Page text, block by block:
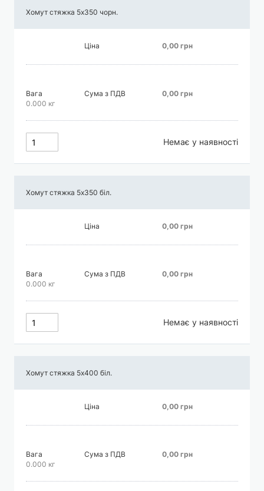
Хомут стяжка 5х350 чорн.
Ціна 0,00 грн
Вага
0.000 кг
Сума з ПДВ 0,00 грн
Немає у наявності
Хомут стяжка 5х350 біл.
Ціна 0,00 грн
Вага
0.000 кг
Сума з ПДВ 0,00 грн
Немає у наявності
Хомут стяжка 5х400 біл.
Ціна 0,00 грн
Вага
0.000 кг
Сума з ПДВ 0,00 грн